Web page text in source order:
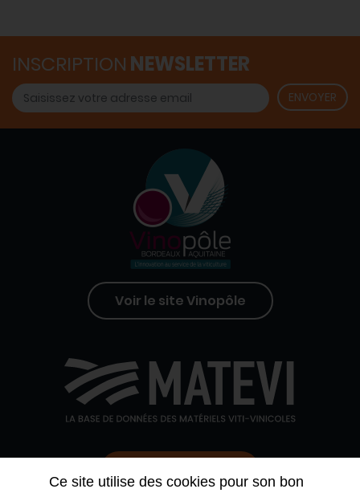
Ce site utilise des cookies pour son bon
INSCRIPTION NEWSLETTER
Voir le site Vinopôle